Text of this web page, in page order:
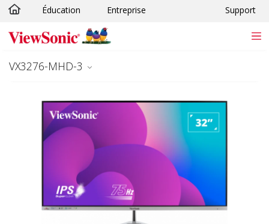
Passer au contenu principal
Éducation Entreprise Support
VX3276-MHD-3